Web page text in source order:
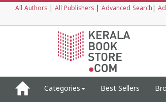
All Authors All Publishers Advanced Search
Categories Best Sellers